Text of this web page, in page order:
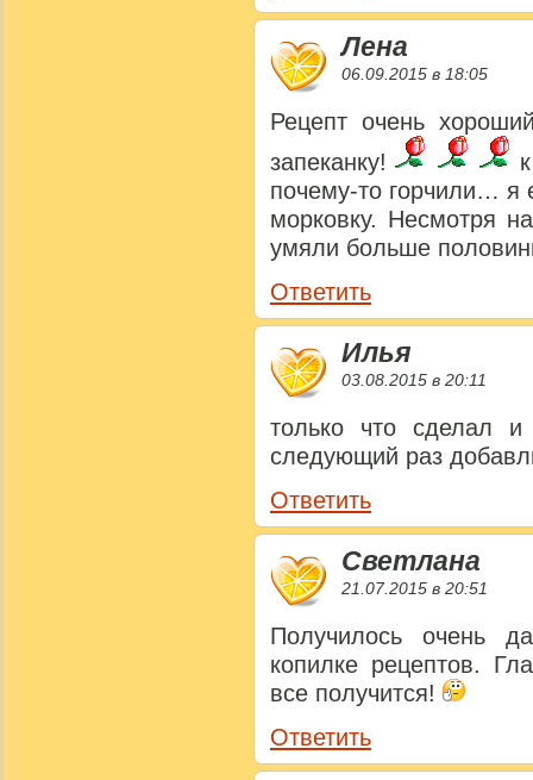
Лена
06.09.2015 в 18:05
Рецепт очень
запеканку!
почему-то горчили… я
морковку. Несмотря
умяли больше
Ответить
Илья
03.08.2015 в 20:11
только что сделал
следующий раз
Ответить
Светлана
21.07.2015 в 20:51
Получилось очень
копилке рецептов.
все получится!
Ответить